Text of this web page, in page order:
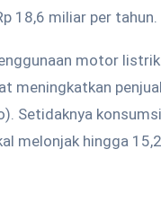
18,6 miliar per tahun.
motor
meningkatkan
Setidaknya
melonjak hingga